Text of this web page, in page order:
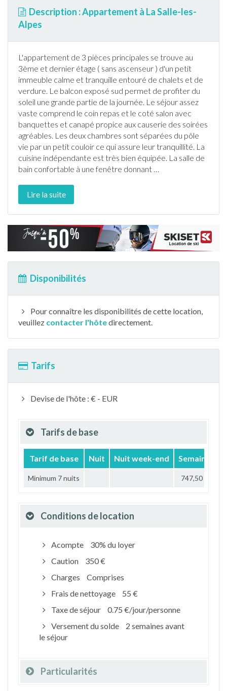
Description : Appartement à La Salle-les-
Alpes
L'appartement de 3 pièces principales se trouve au
3ème et dernier étage ( sans ascenseur ) d'un petit
immeuble calme et tranquille entouré de chalets et de
verdure. Le balcon exposé sud permet de profiter du
soleil une grande partie de la journée. Le séjour assez
vaste comprend le coin repas et le coté salon avec
banquettes et canapé propice aux causerie des soirées
agréables. Les deux chambres sont séparées du pôle
vie par un petit couloir ce qui assure leur tranquillité. La
cuisine indépendante est très bien équipée. La salle de
bain confortable à une fenêtre donnant …
Lire la suite
Disponibilités
Pour connaître les disponibilités de cette location,
veuillez contacter l'hôtedirectement.
Tarifs
Devise de l'hôte : € - EUR
Tarifs de base
Tarif de base Nuit Nuit week-end Semaine
Minimum 7 nuits 747,50 €
Conditions de location
Acompte
30% du loyer
Caution
350 €
Charges
Comprises
Frais de nettoyage
55 €
Taxe de séjour
0.75 €/jour/personne
Versement du solde
2 semaines avant
le séjour
Particularités